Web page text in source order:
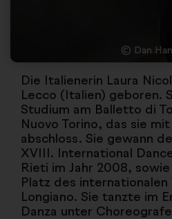
© Dan
Die Italienerin Laura
Lecco (Italien) geboren.
Studium am Balletto di
Nuovo Torino, das sie
abschloss. Sie gewann
XVIII. International
Rieti im Jahr 2008,
Platz des
Longiano. Sie tanzte im
Danza unter